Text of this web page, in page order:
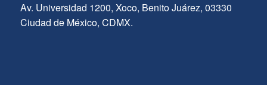
Av. Universidad 1200, Xoco, Benito Juárez, 03330
Ciudad de México, CDMX.